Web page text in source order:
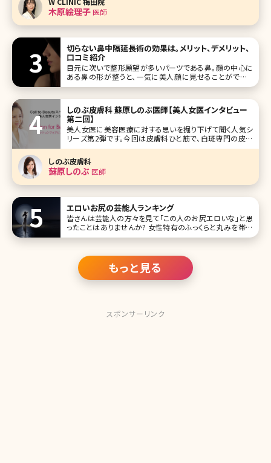
め自分には何が合っているのかもわからない。 お店に足を
運んでも選びにくい
木原絵理子医師
切らない鼻中隔延長術の効果は。メリット、デメリット、
口コミ紹介
目元に次いで整形願望が多いパーツである鼻。顔の中心に
ある鼻の形が整うと、一気に美人顔に見せることができま
す。でも、実際には「上向きの鼻が気になる」「正面から見たと
ょうか。すっ
しのぶ皮膚科 蘇原しのぶ医師【美人女医インタビュー
第二回】
美人女医に美容医療に対する思いを掘り下げて聞く人気シ
リーズ第2弾です。今回は皮膚科ひと筋で、白斑専門の皮膚
科の副院長を経て、東京港区三田（東京メトロ南北線、都営
三田線白金高輪駅）で皮膚科・美容皮膚科を開業されたしの
ぶ皮膚科院長の皮膚科医、蘇原しのぶ先生です。 女性の「美」
に貢献したいという熱い気持
しのぶ皮膚科
蘇原しのぶ医師
エロいお尻の芸能人ランキング
皆さんは芸能人の方々を見て「この人のお尻エロいな」と思
ったことはありませんか? 女性特有のふっくらと丸みを帯び
たパーツであるお尻は重要な部分です。 お尻の魅力には形
アップとも言われる「豊尻術」。ほうこう術と読みます。負担が
比較的少ない もっと見る
スポンサーリンク